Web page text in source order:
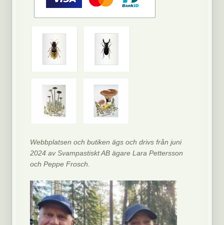
Webbplatsen och butiken ägs och drivs från juni
2024 av Svampastiskt AB ägare Lara Pettersson
och Peppe Frosch.